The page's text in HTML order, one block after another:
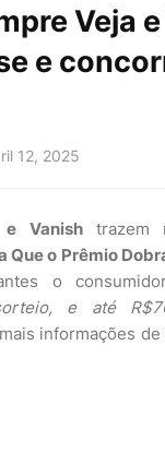
Veja
e
12, 2025
Vanishtrazem
Que o Prêmio
o
e até
informações